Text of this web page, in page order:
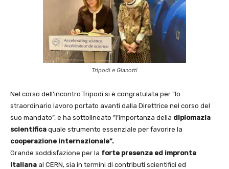
Tripodi e Gianotti
Nel corso dell’incontro Tripodi si è congratulata per ”lo
straordinario lavoro portato avanti dalla Direttrice nel corso del
suo mandato”, e ha sottolineato ”l’importanza della diplomazia
scientifica quale strumento essenziale per favorire la
cooperazione internazionale”.
Grande soddisfazione per la forte presenza ed impronta
italiana al CERN, sia in termini di contributi scientifici ed